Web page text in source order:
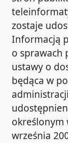
zostaje
Informacją
o sprawach
ustawy o
będąca w
określonym
września